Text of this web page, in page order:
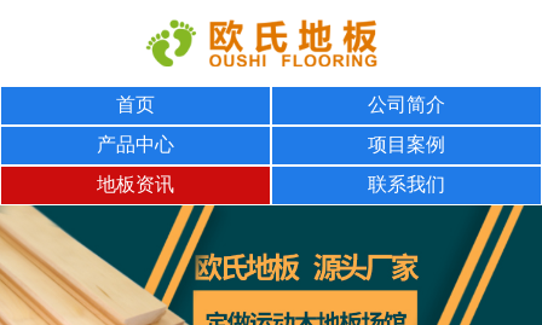
首页
公司简介
产品中心
项目案例
地板资讯
联系我们